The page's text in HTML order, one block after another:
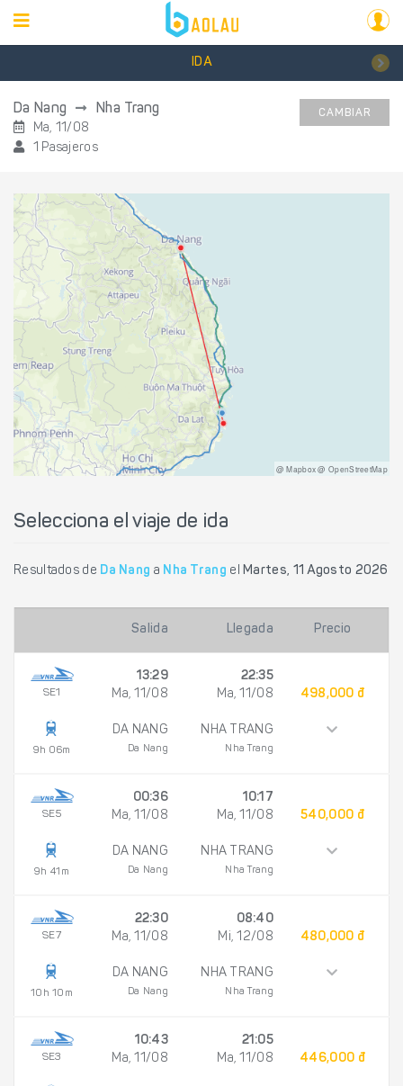
IDA
Da Nang Nha Trang
Ma, 11/08
1 Pasajeros
CAMBIAR
@ Mapbox @ OpenStreetMap
Selecciona el viaje de ida
Resultados de Da Nang a Nha Trang el Martes, 11 Agosto 2026
Salida Llegada Precio
SE1
9h 06m
13:29
Ma, 11/08
DA NANG
Da Nang
22:35
Ma, 11/08
NHA TRANG
Nha Trang
498,000 đ
SE5
9h 41m
00:36
Ma, 11/08
DA NANG
Da Nang
10:17
Ma, 11/08
NHA TRANG
Nha Trang
540,000 đ
SE7
10h 10m
22:30
Ma, 11/08
DA NANG
Da Nang
08:40
Mi, 12/08
NHA TRANG
Nha Trang
480,000 đ
SE3
10:43
Ma, 11/08
21:05
Ma, 11/08
446,000 đ